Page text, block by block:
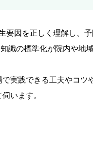
因を正しく理解し、予
識の標準化が院内や
実践できる工夫やコツ
います。